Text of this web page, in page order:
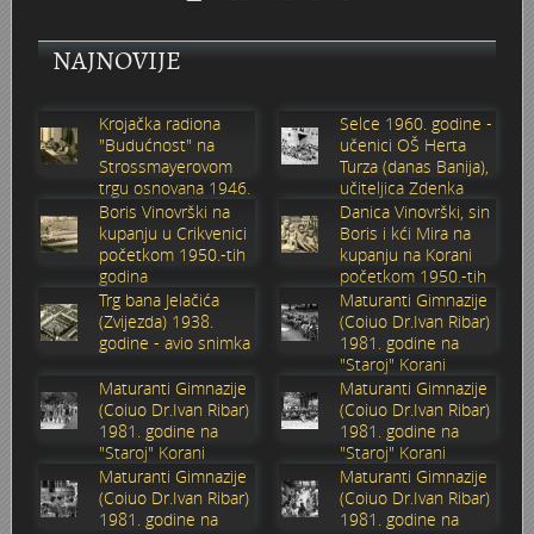
Stoljetna poplava 1939.
Boksački klub Velebit
Banija - poplava 4. 12. 1966.
Autobusna stanica na Korzu
Auto cross
AMD Zanatlija
Adamo klub
8. slet Bratstva i jedinstva 13. lipnja 1965. godine
Lovni i ribolovni turizam
Mala scena 1987. - Le Cinema
Marina Perazić, Davor Tolja (Denis&Denis) i Edi Kraljić
Maturanti Gimnazije 1988. godine
Motocross
NULA
Nepokoreni grad - Trojanski konj (epizoda)
Novogodišnje čestitke
PUNK
Zavjet Petra Grgeca - 1998.
Mimohod 23. kolovoza 1995.
Dubravko Halovanić - Ratne godine
Crkva Sv. Doroteje - 1991.
Frizerski salon Gerber (Kopf) - utemeljen 1924.
INKASATOR
Karlovački fotograf Josip Žunić
Obitelj Klemenčić
Krešimir Botković - RAZGLEDNICE
Krešimir Perušić - Nogomet
KUD REČICA
Mery Berti - karlovačka Žuži
NAJNOVIJE
Krojačka radiona
"Budućnost" na
Strossmayerovom
trgu osnovana 1946.
godine
Selce 1960. godine -
učenici OŠ Herta
Turza (danas Banija),
učiteljica Zdenka
Sabolić
Boris Vinovrški na
kupanju u Crikvenici
početkom 1950.-tih
godina
Danica Vinovrški, sin
Boris i kći Mira na
kupanju na Korani
početkom 1950.-tih
godina
Trg bana Jelačića
(Zvijezda) 1938.
godine - avio snimka
Maturanti Gimnazije
(Coiuo Dr.Ivan Ribar)
1981. godine na
"Staroj" Korani
Maturanti Gimnazije
(Coiuo Dr.Ivan Ribar)
1981. godine na
"Staroj" Korani
Maturanti Gimnazije
(Coiuo Dr.Ivan Ribar)
1981. godine na
"Staroj" Korani
Maturanti Gimnazije
(Coiuo Dr.Ivan Ribar)
1981. godine na
Maturanti Gimnazije
(Coiuo Dr.Ivan Ribar)
1981. godine na